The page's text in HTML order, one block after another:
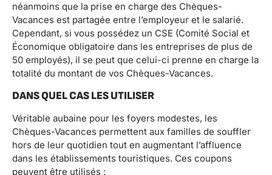
néanmoins que la prise en charge des Chèques-
Vacances est partagée entre l’employeur et le salarié.
Cependant, si vous possédez un CSE (Comité Social et
Économique obligatoire dans les entreprises de plus de
50 employés), il se peut que celui-ci prenne en charge la
totalité du montant de vos Chèques-Vacances.
DANS QUEL CAS LES UTILISER
Véritable aubaine pour les foyers modestes, les
Chèques-Vacances permettent aux familles de souffler
hors de leur quotidien tout en augmentant l’affluence
dans les établissements touristiques. Ces coupons
peuvent être utilisés :